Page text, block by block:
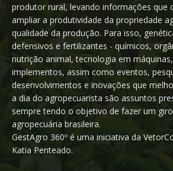
produtor rural, levando informações que
ampliar a produtividade da propriedade
qualidade da produção. Para isso,
defensivos e fertilizantes - químicos,
nutrição animal, tecnologia em
implementos, assim como eventos,
desenvolvimentos e inovações que
a dia do agropecuarista são assuntos
sempre tendo o objetivo de fazer um
agropecuária brasileira.
GestAgro 360º é uma iniciativa da
Katia Penteado.